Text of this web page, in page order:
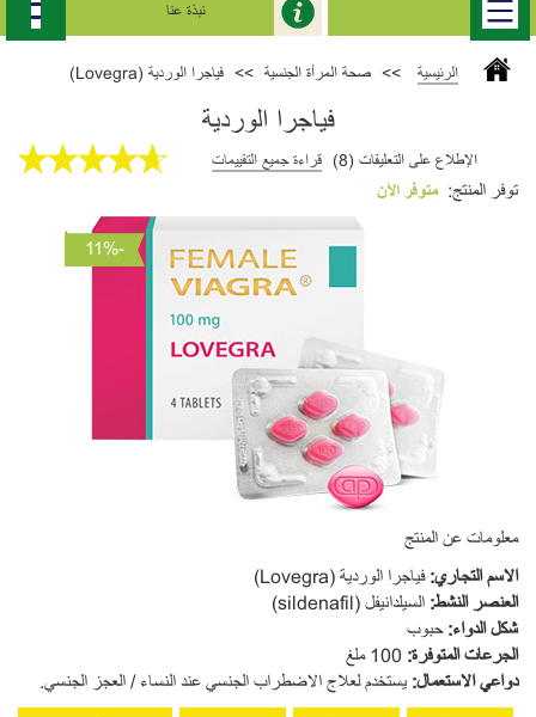
نبذة عنا
الرئيسية >> صحة المرأة الجنسية >> فياجرا الوردية (Lovegra)
فياجرا الوردية
الإطلاع على التعليقات (8) قراءة جميع التقييمات
توفر المنتج: متوفر الآن
معلومات عن المنتج
الاسم التجاري:فياجرا الوردية (Lovegra)
العنصرالنشط: السيلدانيفل (sildenafil)
شكل الدواء:حبوب
الجرعات المتوفرة: 100 ملغ
دواعي الاستعمال: يستخدم لعلاج الاضطراب الجنسي عند النساء / العجز الجنسي.